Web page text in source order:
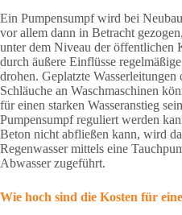
Ein Pumpensumpf wird bei
vor allem dann in Betracht
unter dem Niveau der öffentlichen
durch äußere Einflüsse
drohen. Geplatzte Wasserleitungen
Schläuche an Waschmaschinen
für einen starken Wasseranstieg
Pumpensumpf reguliert werden
Beton nicht abfließen kann, wird
Regenwasser mittels eine
Abwasser zugeführt.
Wie hoch sind die Kosten für